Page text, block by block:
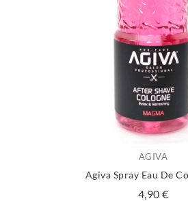
AGIVA
Agiva Spray Eau De
4,90 €Prix